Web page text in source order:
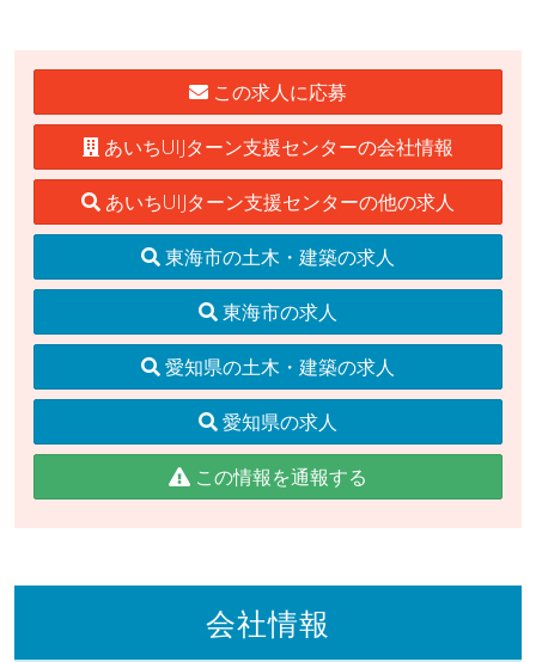
この求人に応募
あいちUIJターン支援センターの会社情報
あいちUIJターン支援センターの他の求人
東海市の土木・建築の求人
東海市の求人
愛知県の土木・建築の求人
愛知県の求人
この情報を通報する
会社情報